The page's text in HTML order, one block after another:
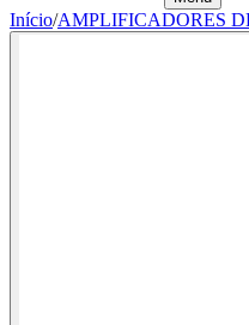
Início/AMPLIFICADORES